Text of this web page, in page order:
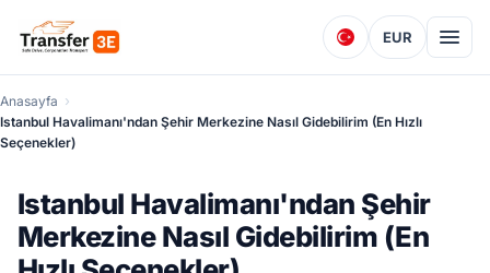
EUR
Anasayfa
Istanbul Havalimanı'ndan Şehir Merkezine Nasıl Gidebilirim (En Hızlı
Seçenekler)
Istanbul Havalimanı'ndan Şehir
Merkezine Nasıl Gidebilirim (En